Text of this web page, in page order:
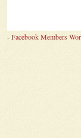
-Facebook Members